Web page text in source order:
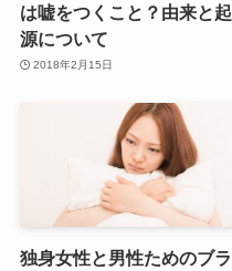
は嘘をつくこと？由来と起
源について
2018年2月15日
独身女性と男性ためのブラ